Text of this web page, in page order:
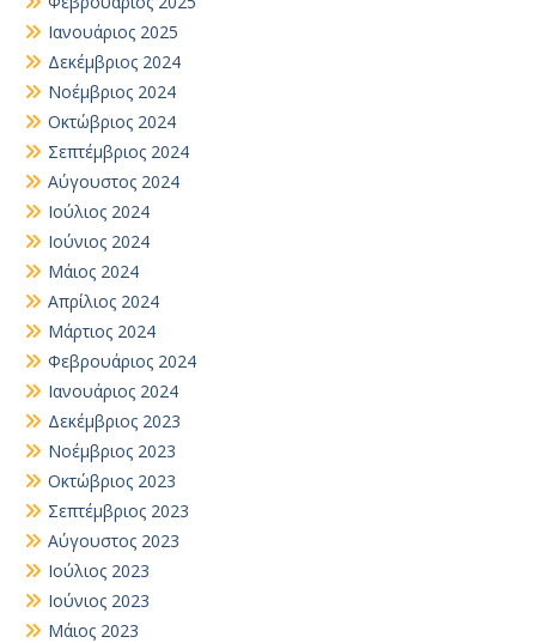
Ιανουάριος 2025
Δεκέμβριος 2024
Νοέμβριος 2024
Οκτώβριος 2024
Σεπτέμβριος 2024
Αύγουστος 2024
Ιούλιος 2024
Ιούνιος 2024
Μάιος 2024
Απρίλιος 2024
Μάρτιος 2024
Φεβρουάριος 2024
Ιανουάριος 2024
Δεκέμβριος 2023
Νοέμβριος 2023
Οκτώβριος 2023
Σεπτέμβριος 2023
Αύγουστος 2023
Ιούλιος 2023
Ιούνιος 2023
Μάιος 2023